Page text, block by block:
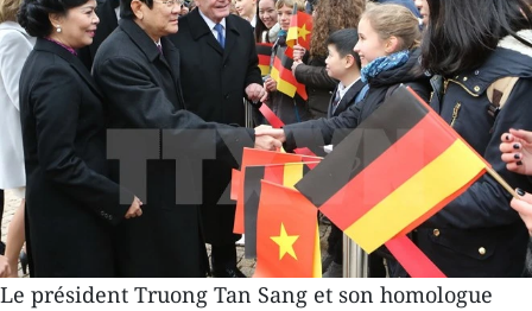
Le président Truong Tan Sang et son homologue